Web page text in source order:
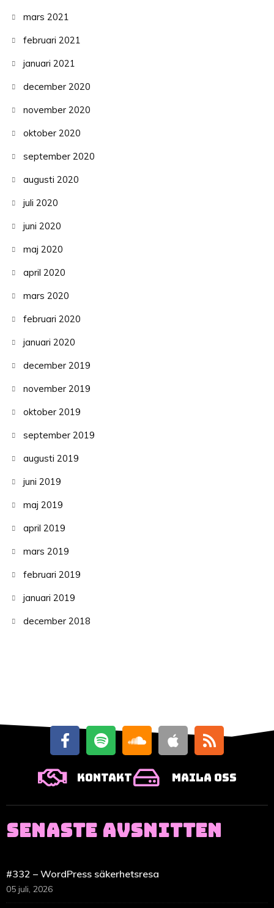
mars 2021
februari 2021
januari 2021
december 2020
november 2020
oktober 2020
september 2020
augusti 2020
juli 2020
juni 2020
maj 2020
april 2020
mars 2020
februari 2020
januari 2020
december 2019
november 2019
oktober 2019
september 2019
augusti 2019
juni 2019
maj 2019
april 2019
mars 2019
februari 2019
januari 2019
december 2018
Kontakt Maila oss
SENASTE AVSNITTEN
#332 – WordPress säkerhetsresa
05 juli, 2026